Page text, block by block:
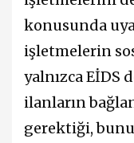
konusunda
işletmelerin
yalnızca EİDS
ilanların
gerektiği,